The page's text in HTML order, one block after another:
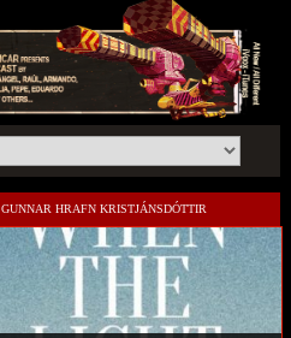
GUNNAR HRAFN KRISTJÁNSDÓTTIR